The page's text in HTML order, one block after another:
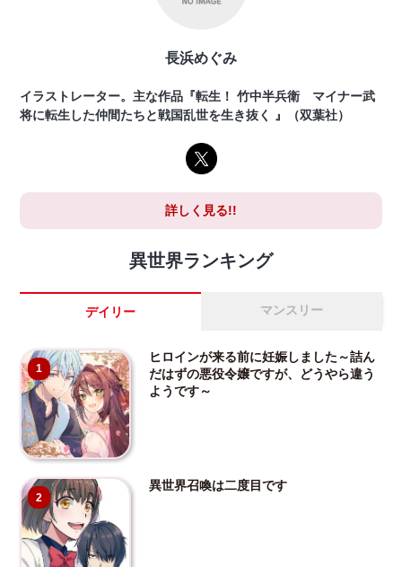
長浜めぐみ
イラストレーター。主な作品『転生！ 竹中半兵衛 マイナー武
将に転生した仲間たちと戦国乱世を生き抜く 』（双葉社）
詳しく見る!!
異世界ランキング
デイリー マンスリー
1
ヒロインが来る前に妊娠しました～詰ん
だはずの悪役令嬢ですが、どうやら違う
ようです～
2
異世界召喚は二度目です